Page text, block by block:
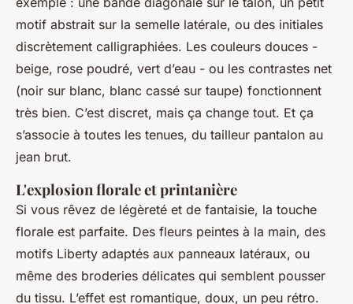
motif abstrait sur la semelle latérale, ou des initiales
discrètement calligraphiées. Les couleurs douces -
beige, rose poudré, vert d’eau - ou les contrastes net
(noir sur blanc, blanc cassé sur taupe) fonctionnent
très bien. C’est discret, mais ça change tout. Et ça
s’associe à toutes les tenues, du tailleur pantalon au
jean brut.
L'explosion florale et printanière
Si vous rêvez de légèreté et de fantaisie, la touche
florale est parfaite. Des fleurs peintes à la main, des
motifs Liberty adaptés aux panneaux latéraux, ou
même des broderies délicates qui semblent pousser
du tissu. L’effet est romantique, doux, un peu rétro.